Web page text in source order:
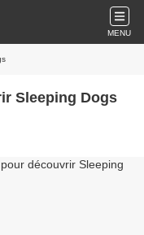
MENU
Sleeping Dogs